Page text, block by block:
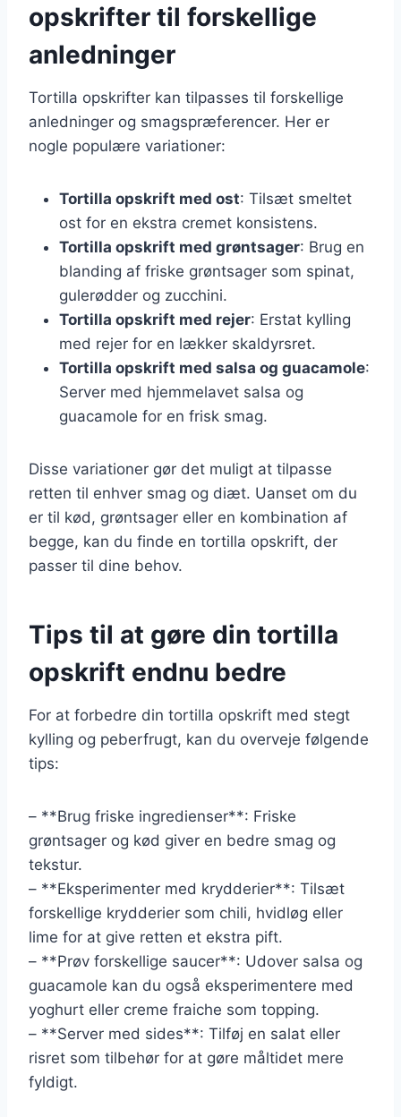
opskrifter til forskellige
anledninger
Tortilla opskrifter kan tilpasses til forskellige
anledninger og smagspræferencer. Her er
nogle populære variationer:
Tortilla opskrift med ost: Tilsæt smeltet
ost for en ekstra cremet konsistens.
Tortilla opskrift med grøntsager: Brug en
blanding af friske grøntsager som spinat,
gulerødder og zucchini.
Tortilla opskrift med rejer: Erstat kylling
med rejer for en lækker skaldyrsret.
Tortilla opskrift med salsa og guacamole:
Server med hjemmelavet salsa og
guacamole for en frisk smag.
Disse variationer gør det muligt at tilpasse
retten til enhver smag og diæt. Uanset om du
er til kød, grøntsager eller en kombination af
begge, kan du finde en tortilla opskrift, der
passer til dine behov.
Tips til at gøre din tortilla
opskrift endnu bedre
For at forbedre din tortilla opskrift med stegt
kylling og peberfrugt, kan du overveje følgende
tips:
– **Brug friske ingredienser**: Friske
grøntsager og kød giver en bedre smag og
tekstur.
– **Eksperimenter med krydderier**: Tilsæt
forskellige krydderier som chili, hvidløg eller
lime for at give retten et ekstra pift.
– **Prøv forskellige saucer**: Udover salsa og
guacamole kan du også eksperimentere med
yoghurt eller creme fraiche som topping.
– **Server med sides**: Tilføj en salat eller
risret som tilbehør for at gøre måltidet mere
fyldigt.